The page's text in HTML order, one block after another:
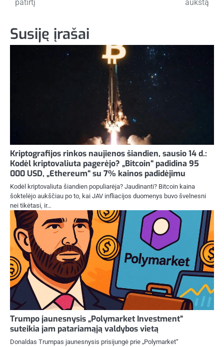
įrašų
patirtį aukštą
Susiję įrašai
Kriptografijos rinkos naujienos šiandien, sausio 14 d.:
Kodėl kriptovaliuta pagerėjo? „Bitcoin“ padidina 95
000 USD, „Ethereum“ su 7% kainos padidėjimu
Kodėl kriptovaliuta šiandien populiarėja? Jaudinanti? Bitcoin kaina
šoktelėjo aukščiau po to, kai JAV infliacijos duomenys buvo švelnesni
nei tikėtasi, ir…
Trumpo jaunesnysis „Polymarket Investment“
suteikia jam patariamąją valdybos vietą
Donaldas Trumpas jaunesnysis prisijungė prie „Polymarket“